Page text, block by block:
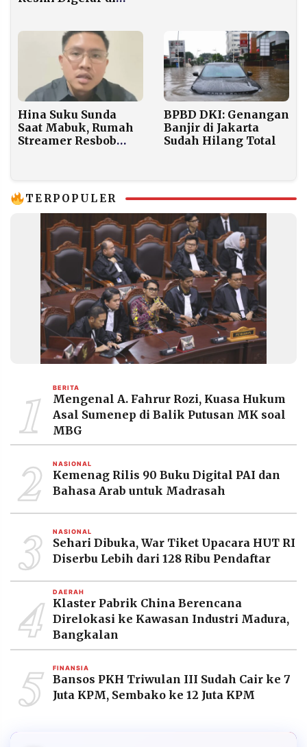
Berkumpul dari
Penjuru Negeri
Hina Suku Sunda
Saat Mabuk, Rumah
Streamer Resbob
BPBD DKI: Genangan
Banjir di Jakarta
Sudah Hilang Total
TERPOPULER
1 BERITA
Mengenal A. Fahrur Rozi, Kuasa Hukum
Asal Sumenep di Balik Putusan MK soal
MBG
2 NASIONAL
Kemenag Rilis 90 Buku Digital PAI dan
Bahasa Arab untuk Madrasah
3 NASIONAL
Sehari Dibuka, War Tiket Upacara HUT RI
Diserbu Lebih dari 128 Ribu Pendaftar
4 DAERAH
Klaster Pabrik China Berencana
Direlokasi ke Kawasan Industri Madura,
Bangkalan
5 FINANSIA
Bansos PKH Triwulan III Sudah Cair ke 7
Juta KPM, Sembako ke 12 Juta KPM